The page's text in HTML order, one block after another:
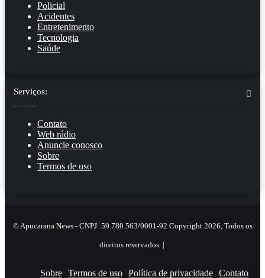
Policial
Acidentes
Entretenimento
Tecnologia
Saúde
Serviços:
Contato
Web rádio
Anuncie conosco
Sobre
Termos de uso
© Apucarana News - CNPJ: 59.780.563/0001-92 Copyright 2026, Todos os
direitos reservados |
Sobre Termos de uso Política de privacidade Contato